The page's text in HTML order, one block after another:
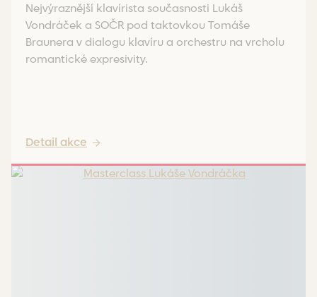
Nejvýraznější klavírista současnosti Lukáš
Vondráček a SOČR pod taktovkou Tomáše
Braunera v dialogu klavíru a orchestru na vrcholu
romantické expresivity.
Detail akce